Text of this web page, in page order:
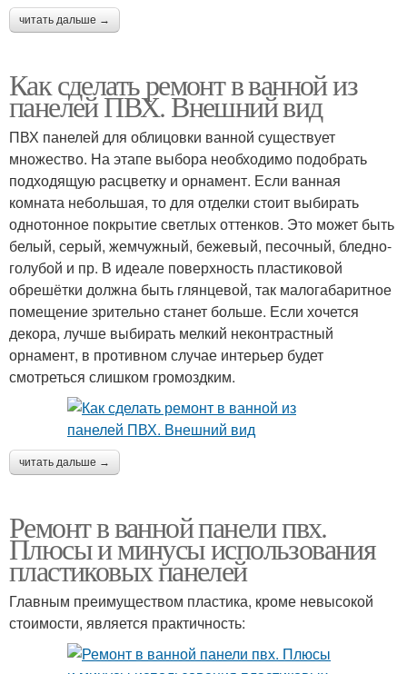
читать дальше →
Как сделать ремонт в ванной из
панелей ПВХ. Внешний вид
ПВХ панелей для облицовки ванной существует
множество. На этапе выбора необходимо подобрать
подходящую расцветку и орнамент. Если ванная
комната небольшая, то для отделки стоит выбирать
однотонное покрытие светлых оттенков. Это может быть
белый, серый, жемчужный, бежевый, песочный, бледно-
голубой и пр. В идеале поверхность пластиковой
обрешётки должна быть глянцевой, так малогабаритное
помещение зрительно станет больше. Если хочется
декора, лучше выбирать мелкий неконтрастный
орнамент, в противном случае интерьер будет
смотреться слишком громоздким.
читать дальше →
Ремонт в ванной панели пвх.
Плюсы и минусы использования
пластиковых панелей
Главным преимуществом пластика, кроме невысокой
стоимости, является практичность: